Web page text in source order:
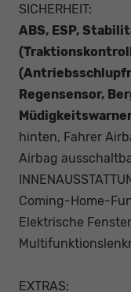
SICHERHEIT:
ABS, ESP,
Regensensor,
hinten, Fahrer
Airbag
Coming-Home-
Elektrische
EXTRAS: